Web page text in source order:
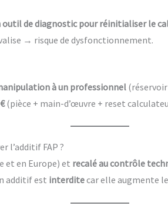
outil de diagnostic pour réinitialiser le
→ risque de dysfonctionnement.
à un professionnel (réservoir
(pièce + main-d’œuvre + reset
l’additif FAP ?
et en Europe) et recalé au contrôle
additif est interditecar elle augmente